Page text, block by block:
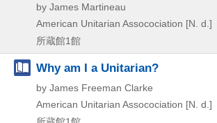
by James Martineau
American Unitarian Assocociation [N. d.]
所蔵館1館
Why am I a Unitarian?
by James Freeman Clarke
American Unitarian Assocociation [N. d.]